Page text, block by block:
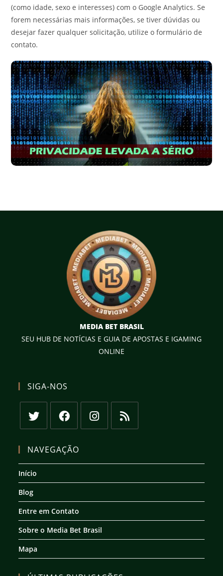
(como idade, sexo e interesses) com o Google Analytics. Se
forem necessárias mais informações, se tiver dúvidas ou
desejar fazer qualquer solicitação, utilize o formulário de
contato.
MEDIA BET BRASIL
SEU HUB DE NOTÍCIAS E GUIA DE APOSTAS E IGAMING
ONLINE
SIGA-NOS
em
nova
aba
em
aba
aba
aba
NAVEGAÇÃO
Início
Blog
Entre em Contato
Sobre o Media Bet Brasil
Mapa